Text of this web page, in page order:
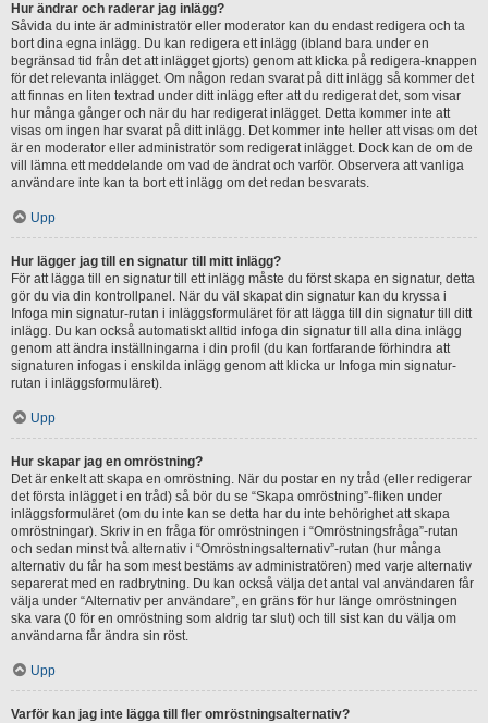
Hur ändrar och raderar jag inlägg?
Såvida du inte är administratör eller moderator kan du endast redigera och ta
bort dina egna inlägg. Du kan redigera ett inlägg (ibland bara under en
begränsad tid från det att inlägget gjorts) genom att klicka på redigera-knappen
för det relevanta inlägget. Om någon redan svarat på ditt inlägg så kommer det
att finnas en liten textrad under ditt inlägg efter att du redigerat det, som visar
hur många gånger och när du har redigerat inlägget. Detta kommer inte att
visas om ingen har svarat på ditt inlägg. Det kommer inte heller att visas om det
är en moderator eller administratör som redigerat inlägget. Dock kan de om de
vill lämna ett meddelande om vad de ändrat och varför. Observera att vanliga
användare inte kan ta bort ett inlägg om det redan besvarats.
Upp
Hur lägger jag till en signatur till mitt inlägg?
För att lägga till en signatur till ett inlägg måste du först skapa en signatur, detta
gör du via din kontrollpanel. När du väl skapat din signatur kan du kryssa i
Infoga min signatur-rutan i inläggsformuläret för att lägga till din signatur till ditt
inlägg. Du kan också automatiskt alltid infoga din signatur till alla dina inlägg
genom att ändra inställningarna i din profil (du kan fortfarande förhindra att
signaturen infogas i enskilda inlägg genom att klicka ur Infoga min signatur-
rutan i inläggsformuläret).
Upp
Hur skapar jag en omröstning?
Det är enkelt att skapa en omröstning. När du postar en ny tråd (eller redigerar
det första inlägget i en tråd) så bör du se “Skapa omröstning”-fliken under
inläggsformuläret (om du inte kan se detta har du inte behörighet att skapa
omröstningar). Skriv in en fråga för omröstningen i “Omröstningsfråga”-rutan
och sedan minst två alternativ i “Omröstningsalternativ”-rutan (hur många
alternativ du får ha som mest bestäms av administratören) med varje alternativ
separerat med en radbrytning. Du kan också välja det antal val användaren får
välja under “Alternativ per användare”, en gräns för hur länge omröstningen
ska vara (0 för en omröstning som aldrig tar slut) och till sist kan du välja om
användarna får ändra sin röst.
Upp
Varför kan jag inte lägga till fler omröstningsalternativ?